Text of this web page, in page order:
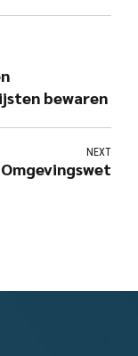
bewaren
NEXT